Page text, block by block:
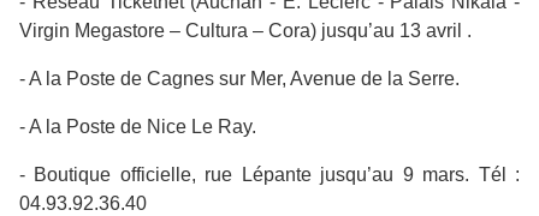
Virgin Megastore – Cultura – Cora) jusqu’au 13 avril .
- A la Poste de Cagnes sur Mer, Avenue de la Serre.
- A la Poste de Nice Le Ray.
- Boutique officielle, rue Lépante jusqu’au 9 mars. Tél :
04.93.92.36.40